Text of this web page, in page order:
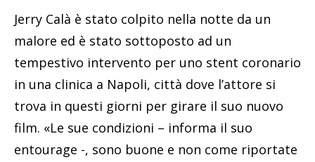
Jerry Calà è stato colpito nella notte da un
malore ed è stato sottoposto ad un
tempestivo intervento per uno stent coronario
in una clinica a Napoli, città dove l’attore si
trova in questi giorni per girare il suo nuovo
film. «Le sue condizioni – informa il suo
entourage -, sono buone e non come riportate